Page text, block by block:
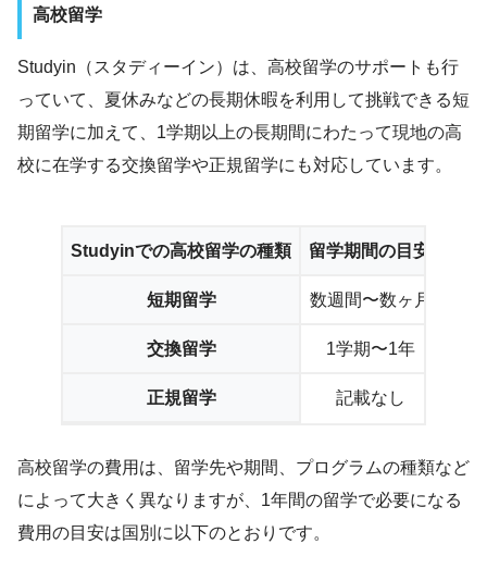
高校留学
Studyin（スタディーイン）は、高校留学のサポートも行
っていて、夏休みなどの長期休暇を利用して挑戦できる短
期留学に加えて、1学期以上の長期間にわたって現地の高
校に在学する交換留学や正規留学にも対応しています。
Studyinでの高校留学の種類 留学期間の目安
短期留学 数週間〜数ヶ月
交換留学 1学期〜1年
正規留学 記載なし
高校留学の費用は、留学先や期間、プログラムの種類など
によって大きく異なりますが、1年間の留学で必要になる
費用の目安は国別に以下のとおりです。